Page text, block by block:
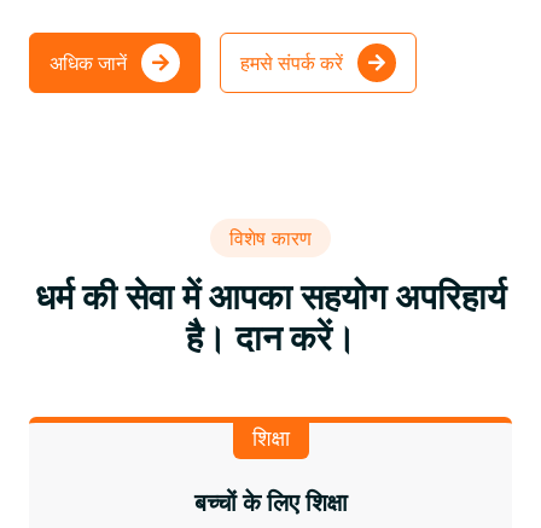
अधिक जानें हमसे संपर्क करें
विशेष कारण
धर्म की सेवा में आपका सहयोग अपरिहार्य
है। दान करें।
शिक्षा
बच्चों के लिए शिक्षा